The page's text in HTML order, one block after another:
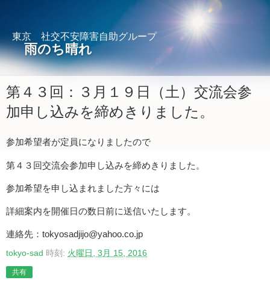
東京 社交不安障害自助グループ
雨のち晴れ
第４３回：３月１９日（土）交流会参
加申し込みを締めきりました。
参加希望者が定員になりましたので
第４３回交流会参加申し込みを締めきりました。
参加希望を申し込まれました方々には
詳細案内を開催日の数日前に送信いたします。
連絡先：tokyosadjijo@yahoo.co.jp
tokyo-sad 時刻: 火曜日, 3月 15, 2016
共有